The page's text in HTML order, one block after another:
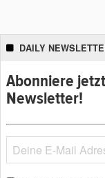
DAILY
Abonniere
Newsletter!